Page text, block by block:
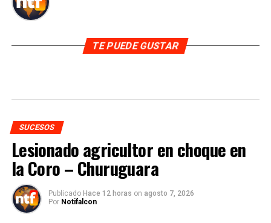
TE PUEDE GUSTAR
SUCESOS
Lesionado agricultor en choque en
la Coro – Churuguara
Publicado Hace 12 horas on agosto 7, 2026
Por Notifalcon